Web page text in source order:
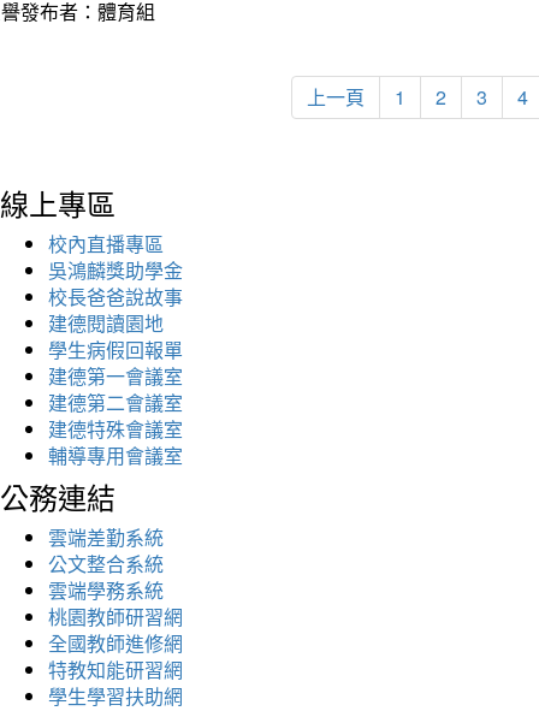
發布者：體育組
上一頁 1 2 3 4
線上專區
校內直播專區
吳鴻麟獎助學金
校長爸爸說故事
建德閱讀園地
學生病假回報單
建德第一會議室
建德第二會議室
建德特殊會議室
輔導專用會議室
公務連結
雲端差勤系統
公文整合系統
雲端學務系統
桃園教師研習網
全國教師進修網
特教知能研習網
學生學習扶助網